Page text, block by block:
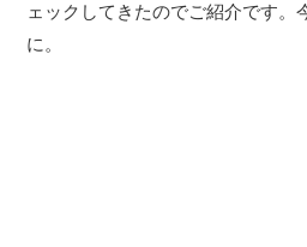
ェックしてきたのでご紹介です。
に。